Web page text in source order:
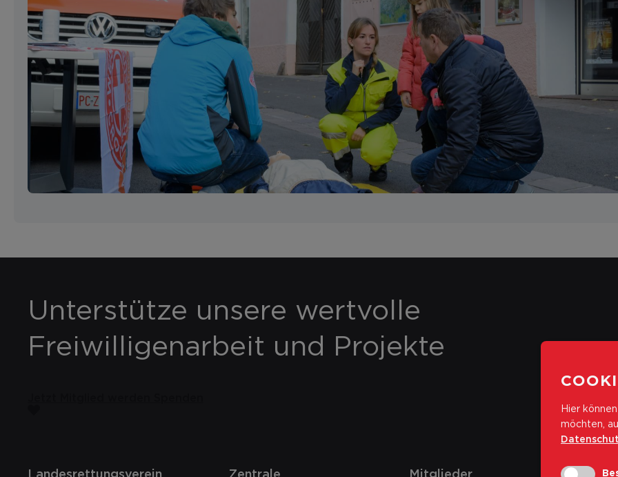
Unterstütze unsere wertvolle
Freiwilligenarbeit und Projekte
Landesrettungsverein Zentrale Mitglieder
Hier
möchten,